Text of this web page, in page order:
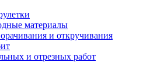
материалы
и откручивания
и отрезных работ